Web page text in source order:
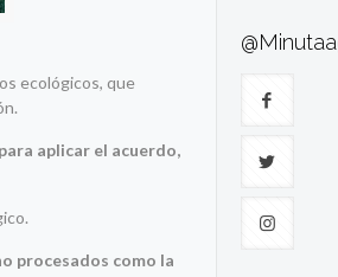
ecológicos, que
aplicar el acuerdo,
procesados como la